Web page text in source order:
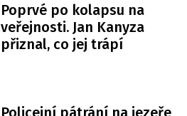
Poprvé po kolapsu na
veřejnosti. Jan Kanyza
přiznal, co jej trápí
Policejní pátrání na jezeře